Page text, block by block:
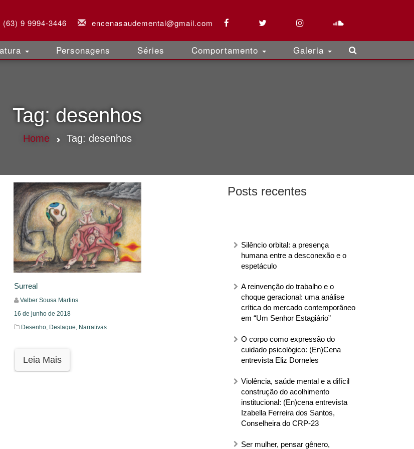
(63) 9 9994-3446 encenasaudemental@gmail.com
Personagens Séries Comportamento Galeria
Tag: desenhos
Home Tag: desenhos
Posts recentes
Silêncio orbital: a presença
humana entre a desconexão e o
espetáculo
A reinvenção do trabalho e o
choque geracional: uma análise
crítica do mercado contemporâneo
em “Um Senhor Estagiário”
O corpo como expressão do
cuidado psicológico: (En)Cena
entrevista Eliz Dorneles
Violência, saúde mental e a difícil
construção do acolhimento
institucional: (En)cena entrevista
Izabella Ferreira dos Santos,
Conselheira do CRP-23
Ser mulher, pensar gênero,
Surreal
Valber Sousa Martins
16 de junho de 2018
Desenho, Destaque, Narrativas
Leia Mais